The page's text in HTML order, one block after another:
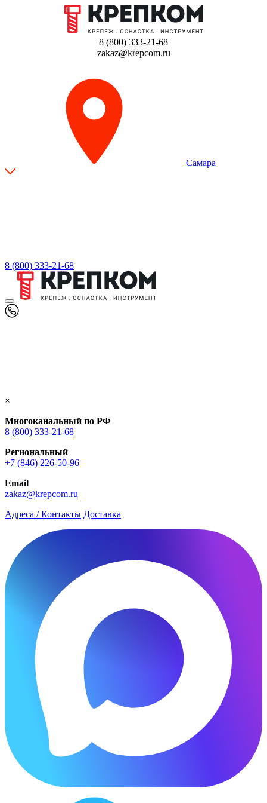
8 (800) 333-21-68
zakaz@krepcom.ru
Самара
8 (800) 333-21-68
×
Многоканальный по РФ
8 (800) 333‑21-68
Региональный
+7 (846) 226-50-96
Email
zakaz@krepcom.ru
Адреса / Контакты Доставка